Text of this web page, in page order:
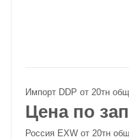
Импорт DDP от 20тн
Цена по
Россия EXW от 20тн